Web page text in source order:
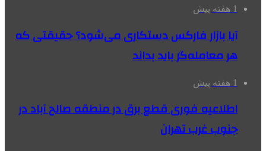
1 هفته پیش
آیا بازار فارکس دستکاری می‌شود؟ حقیقتی که
هر معامله‌گر باید بداند
1 هفته پیش
اطلاعیه فوری قطع برق در منطقه صالح آباد در
جنوب غرب تهران